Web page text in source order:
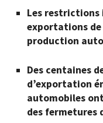
Les restrictions
exportations
production
Des centaines
d’exportation
automobiles
des fermetures